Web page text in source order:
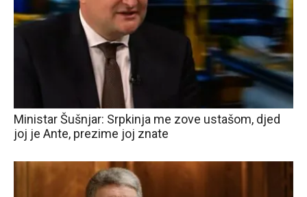
Ministar Šušnjar: Srpkinja me zove ustašom, djed
joj je Ante, prezime joj znate